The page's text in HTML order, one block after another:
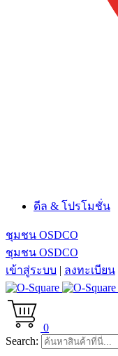
ดีล & โปรโมชั่น
ชุมชน OSDCO
ชุมชน OSDCO
เข้าสู่ระบบ | ลงทะเบียน
0
Search: